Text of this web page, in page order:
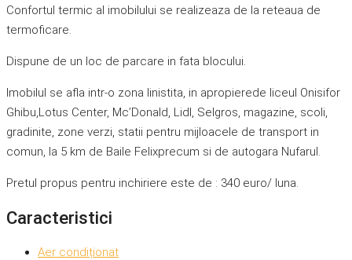
Confortul termic al imobilului se realizeaza de la reteaua de
termoficare.
Dispune de un loc de parcare in fata blocului.
Imobilul se afla intr-o zona linistita, in apropierede liceul Onisifor
Ghibu,Lotus Center, Mc’Donald, Lidl, Selgros, magazine, scoli,
gradinite, zone verzi, statii pentru mijloacele de transport in
comun, la 5 km de Baile Felixprecum si de autogara Nufarul.
Pretul propus pentru inchiriere este de : 340 euro/ luna.
Caracteristici
Aer condiționat